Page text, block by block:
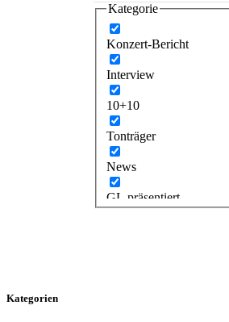
Kategorie
Konzert-Bericht
Interview
10+10
Tonträger
News
GL präsentiert
Kategorien